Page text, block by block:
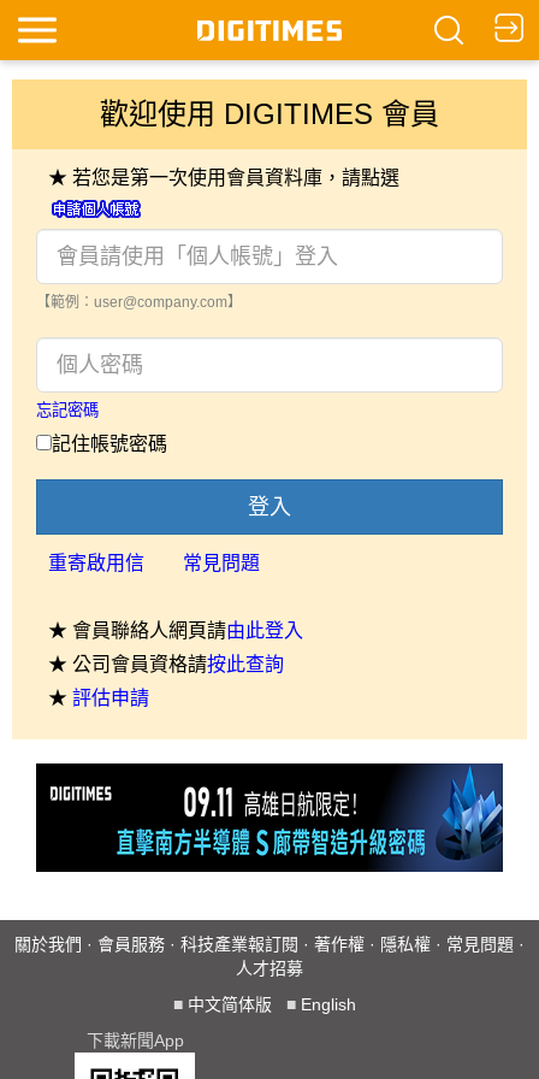
歡迎使用 DIGITIMES 會員
★ 若您是第一次使用會員資料庫，請點選
【範例：user@company.com】
忘記密碼
記住帳號密碼
登入
重寄啟用信 常見問題
★ 會員聯絡人網頁請由此登入
★ 公司會員資格請按此查詢
★ 評估申請
關於我們 · 會員服務 · 科技產業報訂閱 · 著作權 · 隱私權 · 常見問題 ·
人才招募
■ 中文简体版 ■ English
下載新聞App